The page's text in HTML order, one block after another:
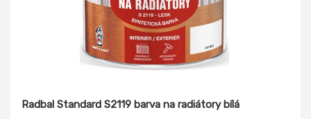
Radbal Standard S2119 barva na radiátory bílá